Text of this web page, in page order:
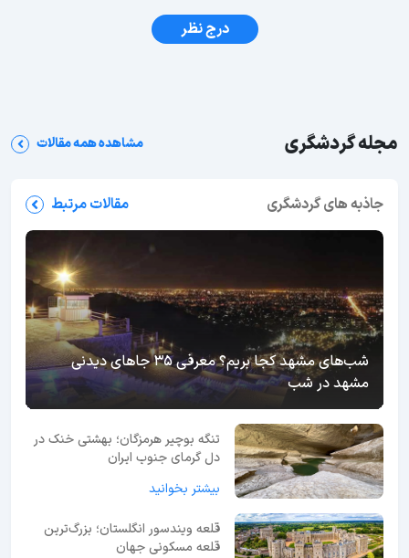
درج نظر
مجله گردشگری مشاهده همه مقالات
جاذبه های گردشگری مقالات مرتبط
شب‌های مشهد کجا بریم؟ معرفی 35 جاهای دیدنی
مشهد در شب
تنگه بوچیر هرمزگان؛ بهشتی خنک در
دل گرمای جنوب ایران
بیشتر بخوانید
قلعه ویندسور انگلستان؛ بزرگ‌ترین
قلعه مسکونی جهان